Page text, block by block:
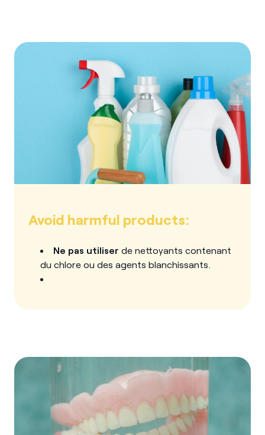
Avoid harmful products:
Ne pas utiliser de nettoyants contenant
du chlore ou des agents blanchissants.